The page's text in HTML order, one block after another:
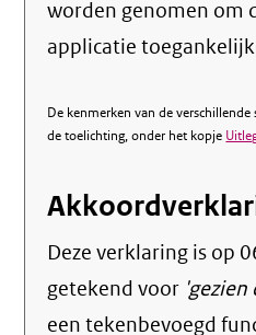
worden genomen om
applicatie
De kenmerken van de
de toelichting, onder het kopje
Deze verklaring is op
getekend voor
een tekenbevoegd